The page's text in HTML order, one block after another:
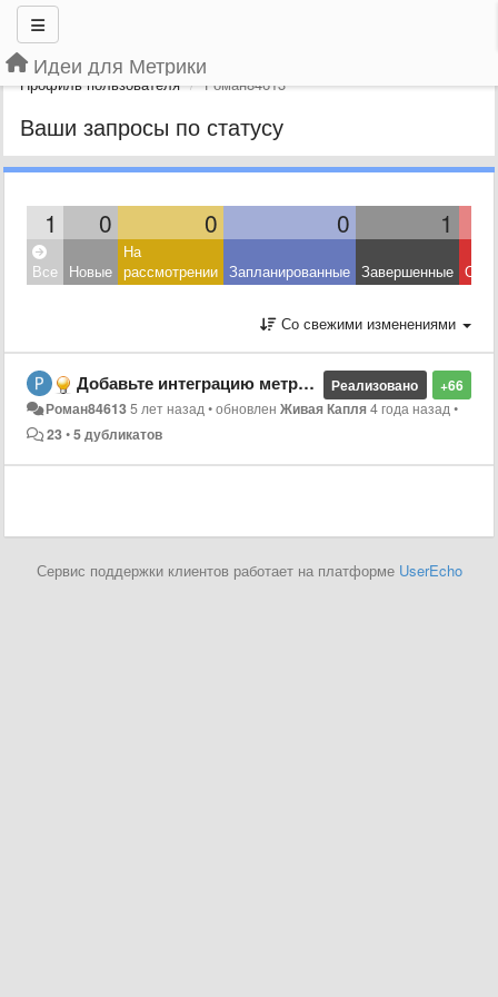
Идеи для Метрики
Профиль пользователя Роман84613
Ваши запросы по статусу
1 0 0 0 1
Все Новые
На
рассмотрении Запланированные Завершенные
Со свежими изменениями
+66
Реализовано
Добавьте интеграцию метрики с битрикс 24.
Роман846135 лет назад•обновленЖивая Капля4 года назад•
23•5 дубликатов
Сервис поддержки клиентов работает на платформе UserEcho